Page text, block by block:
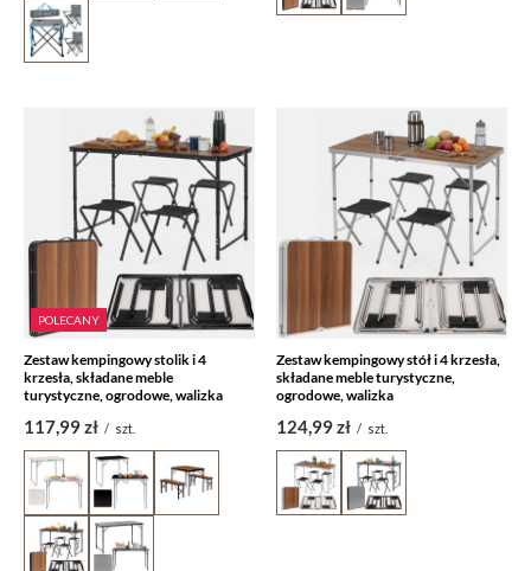
POLECANY
Zestaw kempingowy stolik i 4
krzesła, składane meble
turystyczne, ogrodowe, walizka
117,99 zł / szt.
Zestaw kempingowy stół i 4 krzesła,
składane meble turystyczne,
ogrodowe, walizka
124,99 zł / szt.